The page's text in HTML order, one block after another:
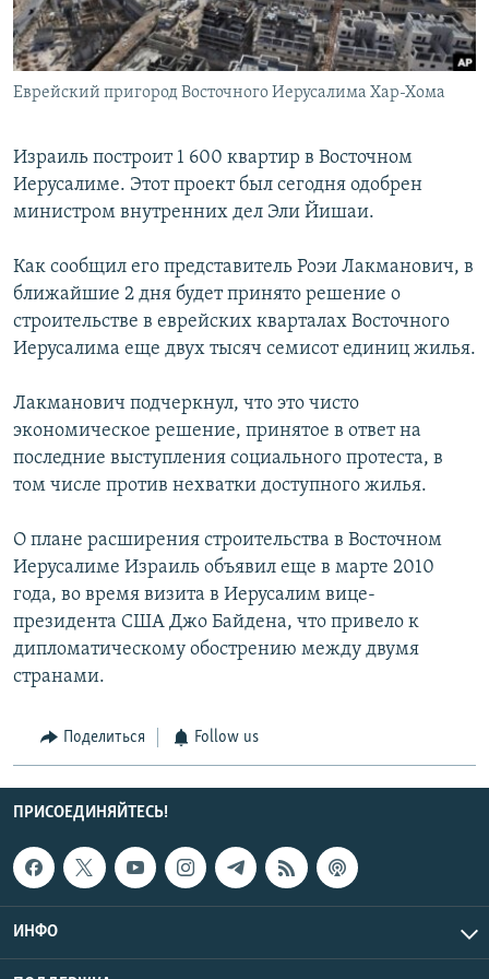
СПОРТ
МИР
БЛОГИ
ГОЛОСА
ЧИТАЕМ ПРЕССУ
АРХИВ РАДИОПРОГРАММЫ
Все сайты РСЕ/РС
Еврейский пригород Восточного Иерусалима Хар-Хома
Израиль построит 1 600 квартир в Восточном
Иерусалиме. Этот проект был сегодня одобрен
министром внутренних дел Эли Йишаи.
Как сообщил его представитель Роэи Лакманович, в
ближайшие 2 дня будет принято решение о
строительстве в еврейских кварталах Восточного
Иерусалима еще двух тысяч семисот единиц жилья.
Лакманович подчеркнул, что это чисто
экономическое решение, принятое в ответ на
последние выступления социального протеста, в
том числе против нехватки доступного жилья.
О плане расширения строительства в Восточном
Иерусалиме Израиль объявил еще в марте 2010
года, во время визита в Иерусалим вице-
президента США Джо Байдена, что привело к
дипломатическому обострению между двумя
странами.
Поделиться Follow us
ПРИСОЕДИНЯЙТЕСЬ!
ИНФО